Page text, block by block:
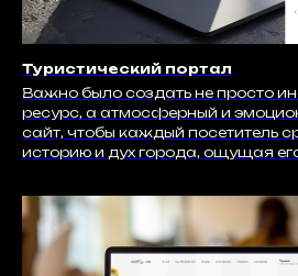
Туристический портал
Важно было создать не просто
ресурс, а атмосферный и
сайт, чтобы каждый посетитель
историю и дух города, ощущая